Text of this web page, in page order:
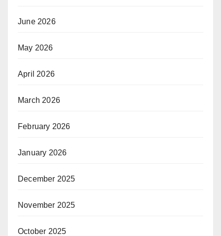
June 2026
May 2026
April 2026
March 2026
February 2026
January 2026
December 2025
November 2025
October 2025